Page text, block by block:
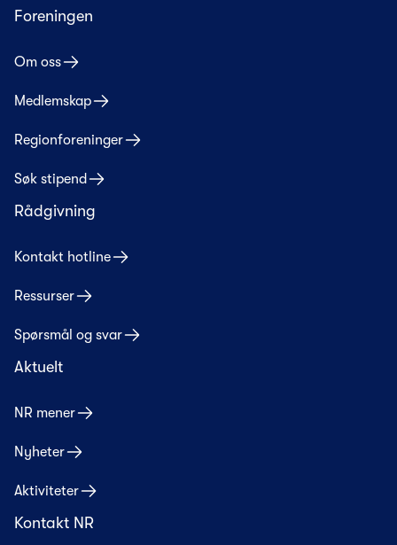
Foreningen
Om oss
Medlemskap
Regionforeninger
Søk stipend
Rådgivning
Kontakt hotline
Ressurser
Spørsmål og svar
Aktuelt
NR mener
Nyheter
Aktiviteter
Kontakt NR